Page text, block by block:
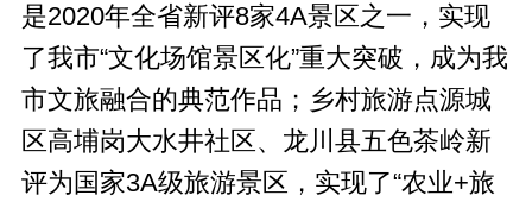
是2020年全省新评8家4A景区之一，实现
了我市“文化场馆景区化”重大突破，成为我
市文旅融合的典范作品；乡村旅游点源城
区高埔岗大水井社区、龙川县五色茶岭新
评为国家3A级旅游景区，实现了“农业+旅